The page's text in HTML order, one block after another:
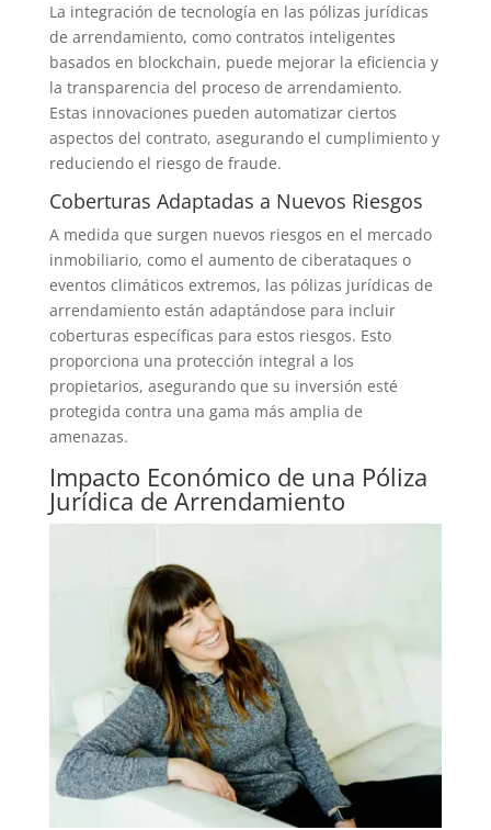
La integración de tecnología en las pólizas jurídicas
de arrendamiento, como contratos inteligentes
basados en blockchain, puede mejorar la eficiencia y
la transparencia del proceso de arrendamiento.
Estas innovaciones pueden automatizar ciertos
aspectos del contrato, asegurando el cumplimiento y
reduciendo el riesgo de fraude.
Coberturas Adaptadas a Nuevos Riesgos
A medida que surgen nuevos riesgos en el mercado
inmobiliario, como el aumento de ciberataques o
eventos climáticos extremos, las pólizas jurídicas de
arrendamiento están adaptándose para incluir
coberturas específicas para estos riesgos. Esto
proporciona una protección integral a los
propietarios, asegurando que su inversión esté
protegida contra una gama más amplia de
amenazas.
Impacto Económico de una Póliza
Jurídica de Arrendamiento